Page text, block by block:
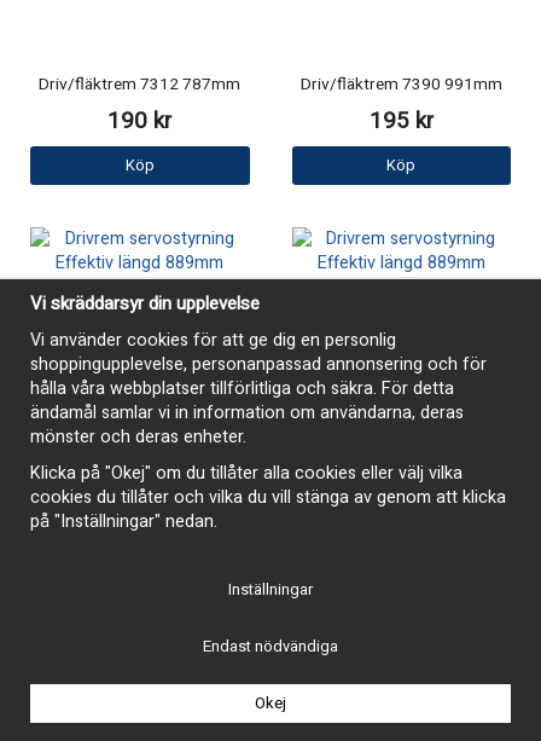
Driv/fläktrem 7312 787mm
190 kr
Köp
Driv/fläktrem 7390 991mm
195 kr
Köp
Driv/fläktrem 7375 953mm
Vi skräddarsyr din upplevelse
Vi använder cookies för att ge dig en personlig
shoppingupplevelse, personanpassad annonsering och för
hålla våra webbplatser tillförlitliga och säkra. För detta
ändamål samlar vi in information om användarna, deras
mönster och deras enheter.
Klicka på "Okej" om du tillåter alla cookies eller välj vilka
cookies du tillåter och vilka du vill stänga av genom att klicka
på "Inställningar" nedan.
Inställningar
Endast nödvändiga
Okej